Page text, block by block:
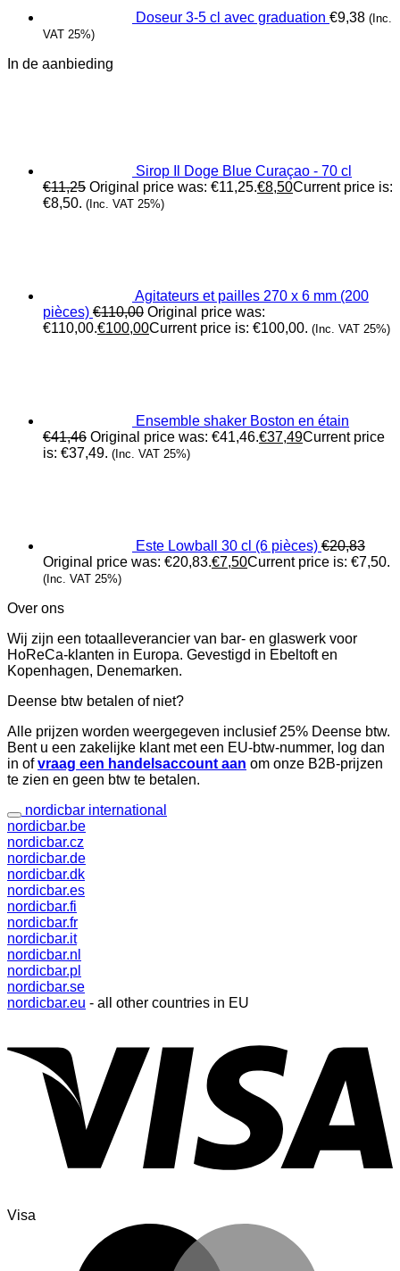
Doseur 3-5 cl avec graduation €9,38 (Inc.
VAT 25%)
In de aanbieding
Sirop Il Doge Blue Curaçao - 70 cl
€11,25 Original price was: €11,25.€8,50Current price is:
€8,50. (Inc. VAT 25%)
Agitateurs et pailles 270 x 6 mm (200
pièces) €110,00 Original price was:
€110,00.€100,00Current price is: €100,00. (Inc. VAT 25%)
Ensemble shaker Boston en étain
€41,46 Original price was: €41,46.€37,49Current price
is: €37,49. (Inc. VAT 25%)
Este Lowball 30 cl (6 pièces) €20,83
Original price was: €20,83.€7,50Current price is: €7,50.
(Inc. VAT 25%)
Over ons
Wij zijn een totaalleverancier van bar- en glaswerk voor
HoReCa-klanten in Europa. Gevestigd in Ebeltoft en
Kopenhagen, Denemarken.
Deense btw betalen of niet?
Alle prijzen worden weergegeven inclusief 25% Deense btw.
Bent u een zakelijke klant met een EU-btw-nummer, log dan
in ofvraag een handelsaccount aan om onze B2B-prijzen
te zien en geen btw te betalen.
nordicbar international
nordicbar.be
nordicbar.cz
nordicbar.de
nordicbar.dk
nordicbar.es
nordicbar.fi
nordicbar.fr
nordicbar.it
nordicbar.nl
nordicbar.pl
nordicbar.se
nordicbar.eu - all other countries in EU
Visa